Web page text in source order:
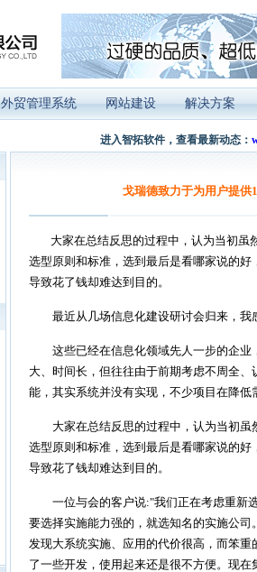
外贸管理系统 网站建设 解决方案
进入智拓软件，查看最新动态：
戈瑞德致力于为用户提供
大家在总结反思的过程中，认为当初虽
选型原则和标准，选到最后是看哪家说的
导致花了钱却难达到目的。
最近从几场信息化建设研讨会归来，我
这些已经在信息化领域先人一步的企业
大、时间长，但往往由于前期考虑不周全
能，其实系统并没有实现，不少项目在降低
大家在总结反思的过程中，认为当初虽
选型原则和标准，选到最后是看哪家说的
导致花了钱却难达到目的。
一位与会的客户说:"我们正在考虑重新选
要选择实施能力强的，就选知名的实施公
发现大系统实施、应用的代价很高，而笨
了一些开发，使用起来还是很不方便。现